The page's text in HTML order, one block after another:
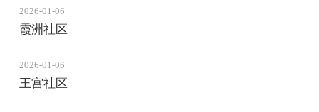
2026-01-06
霞洲社区
2026-01-06
王宫社区